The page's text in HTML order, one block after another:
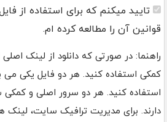
تایید میکنم که برای استفاده از
قوانین آن را مطالعه کرده ام.
راهنما: در صورتی که دانلود از لینک
کمکی استفاده کنید. هر دو فایل یکی
استفاده کنید. هر دو سرور اصلی و
دارند. برای مدیریت ترافیک سایت،